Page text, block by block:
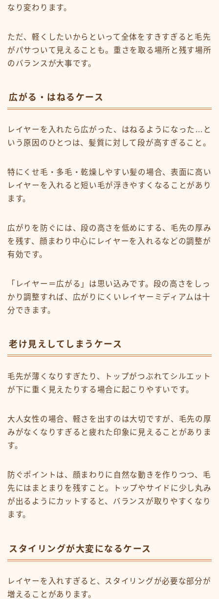
なり変わります。
ただ、軽くしたいからといって全体をすきすぎると毛先
がパサついて見えることも。重さを取る場所と残す場所
のバランスが大事です。
広がる・はねるケース
レイヤーを入れたら広がった、はねるようになった…と
いう原因のひとつは、髪質に対して段が高すぎること。
特にくせ毛・多毛・乾燥しやすい髪の場合、表面に高い
レイヤーを入れると短い毛が浮きやすくなることがあり
ます。
広がりを防ぐには、段の高さを低めにする、毛先の厚み
を残す、顔まわり中心にレイヤーを入れるなどの調整が
有効です。
「レイヤー＝広がる」は思い込みです。段の高さをしっ
かり調整すれば、広がりにくいレイヤーミディアムは十
分できます。
老け見えしてしまうケース
毛先が薄くなりすぎたり、トップがつぶれてシルエット
が下に重く見えたりする場合に起こりやすいです。
大人女性の場合、軽さを出すのは大切ですが、毛先の厚
みがなくなりすぎると疲れた印象に見えることがありま
す。
防ぐポイントは、顔まわりに自然な動きを作りつつ、毛
先にはまとまりを残すこと。トップやサイドに少し丸み
が出るようにカットすると、バランスが取りやすくなり
ます。
スタイリングが大変になるケース
レイヤーを入れすぎると、スタイリングが必要な部分が
増えることがあります。